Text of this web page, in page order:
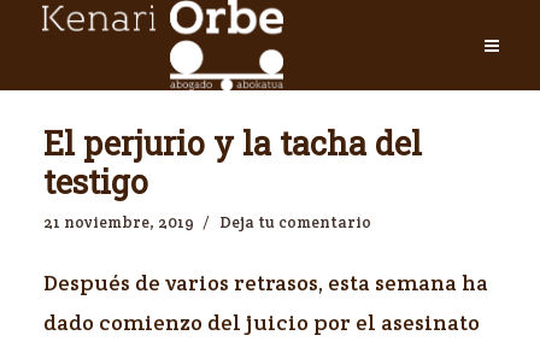
El perjurio y la tacha del
testigo
21 noviembre, 2019 Deja tu comentario
Después de varios retrasos, esta semana ha
dado comienzo del juicio por el asesinato